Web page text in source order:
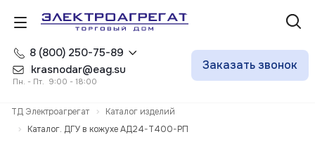
8 (800) 250-75-89
krasnodar@eag.su
Пн. - Пт. 9:00 - 18:00
Заказать звонок
ТД Электроагрегат
Каталог изделий
Каталог. ДГУ в кожухе АД24-Т400-РП